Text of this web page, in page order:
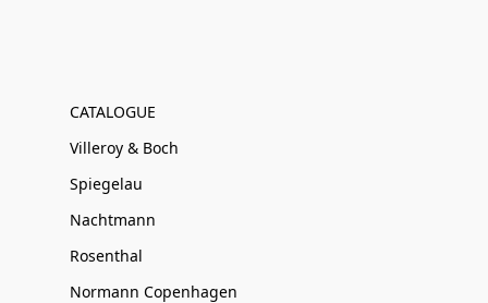
CATALOGUE
Villeroy & Boch
Spiegelau
Nachtmann
Rosenthal
Normann Copenhagen